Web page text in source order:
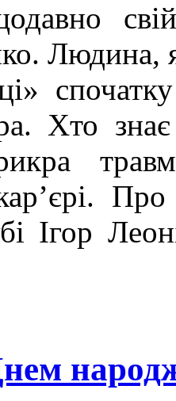
Людина,
Хто
Ігор